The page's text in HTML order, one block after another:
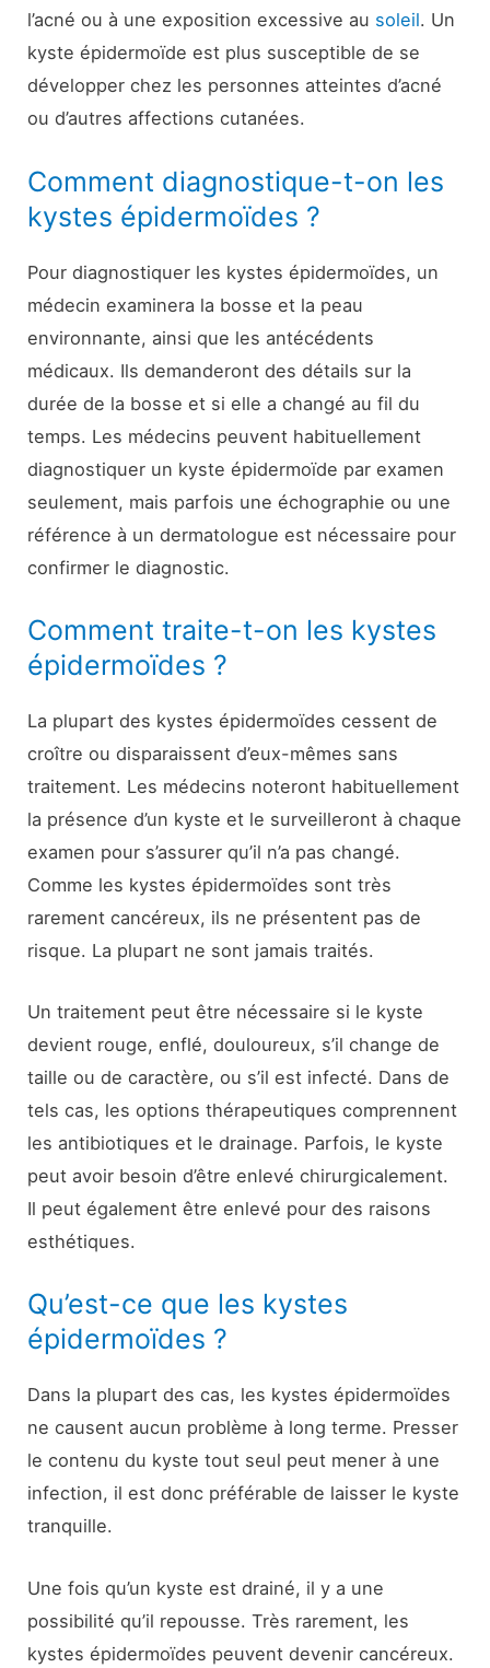
l’acné ou à une exposition excessive au soleil. Un
kyste épidermoïde est plus susceptible de se
développer chez les personnes atteintes d’acné
ou d’autres affections cutanées.
Comment diagnostique-t-on les
kystes épidermoïdes ?
Pour diagnostiquer les kystes épidermoïdes, un
médecin examinera la bosse et la peau
environnante, ainsi que les antécédents
médicaux. Ils demanderont des détails sur la
durée de la bosse et si elle a changé au fil du
temps. Les médecins peuvent habituellement
diagnostiquer un kyste épidermoïde par examen
seulement, mais parfois une échographie ou une
référence à un dermatologue est nécessaire pour
confirmer le diagnostic.
Comment traite-t-on les kystes
épidermoïdes ?
La plupart des kystes épidermoïdes cessent de
croître ou disparaissent d’eux-mêmes sans
traitement. Les médecins noteront habituellement
la présence d’un kyste et le surveilleront à chaque
examen pour s’assurer qu’il n’a pas changé.
Comme les kystes épidermoïdes sont très
rarement cancéreux, ils ne présentent pas de
risque. La plupart ne sont jamais traités.
Un traitement peut être nécessaire si le kyste
devient rouge, enflé, douloureux, s’il change de
taille ou de caractère, ou s’il est infecté. Dans de
tels cas, les options thérapeutiques comprennent
les antibiotiques et le drainage. Parfois, le kyste
peut avoir besoin d’être enlevé chirurgicalement.
Il peut également être enlevé pour des raisons
esthétiques.
Qu’est-ce que les kystes
épidermoïdes ?
Dans la plupart des cas, les kystes épidermoïdes
ne causent aucun problème à long terme. Presser
le contenu du kyste tout seul peut mener à une
infection, il est donc préférable de laisser le kyste
tranquille.
Une fois qu’un kyste est drainé, il y a une
possibilité qu’il repousse. Très rarement, les
kystes épidermoïdes peuvent devenir cancéreux.